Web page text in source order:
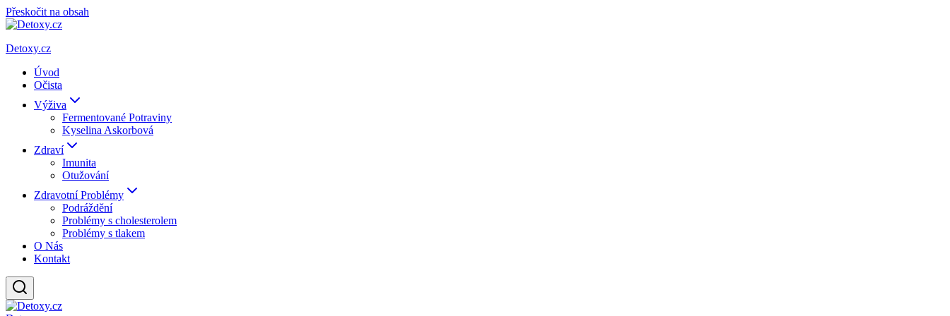
Přeskočit na obsah
Detoxy.cz
Úvod
Očista
Výživa
Fermentované Potraviny
Kyselina Askorbová
Zdraví
Imunita
Otužování
Zdravotní Problémy
Podráždění
Problémy s cholesterolem
Problémy s tlakem
O Nás
Kontakt